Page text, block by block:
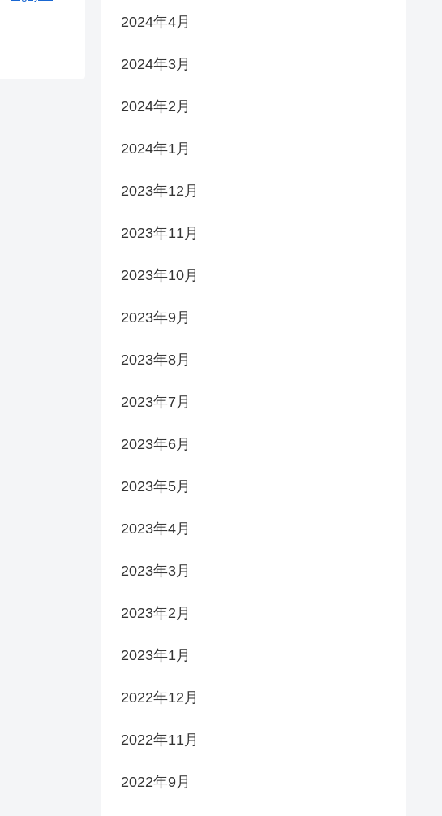
2024年4月
2024年3月
2024年2月
2024年1月
2023年12月
2023年11月
2023年10月
2023年9月
2023年8月
2023年7月
2023年6月
2023年5月
2023年4月
2023年3月
2023年2月
2023年1月
2022年12月
2022年11月
2022年9月